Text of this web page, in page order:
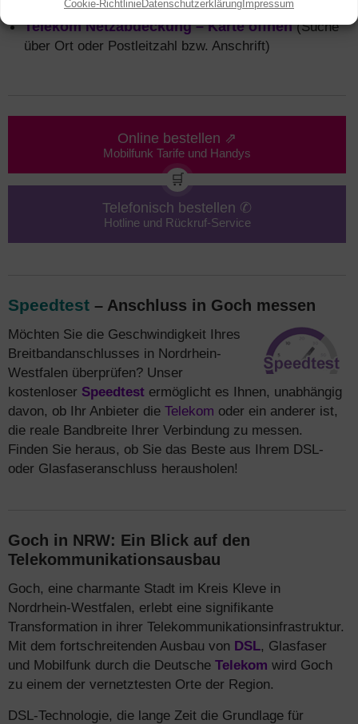
Cookie-RichtlinieDatenschutzerklärung Impressum
Telekom Netzabdeckung – Karte öffnen(Suche
über Ort oder Postleitzahl bzw. Anschrift)
Online bestellen ⇗
Mobilfunk Tarife und Handys
🛒
Telefonisch bestellen ✆
Hotline und Rückruf-Service
Speedtest – Anschluss in Goch messen
Möchten Sie die Geschwindigkeit Ihres
Breitbandanschlusses in Nordrhein-
Westfalen überprüfen? Unser
kostenloser Speedtest ermöglicht es Ihnen, unabhängig
davon, ob Ihr Anbieter die Telekom oder ein anderer ist,
die reale Bandbreite Ihrer Verbindung zu messen.
Finden Sie heraus, ob Sie das Beste aus Ihrem DSL-
oder Glasfaseranschluss herausholen!
Goch in NRW: Ein Blick auf den
Telekommunikationsausbau
Goch, eine charmante Stadt im Kreis Kleve in
Nordrhein-Westfalen, erlebt eine signifikante
Transformation in ihrer Telekommunikationsinfrastruktur.
Mit dem fortschreitenden Ausbau von DSL, Glasfaser
und Mobilfunk durch die Deutsche Telekom wird Goch
zu einem der vernetztesten Orte der Region.
DSL-Technologie, die lange Zeit die Grundlage für